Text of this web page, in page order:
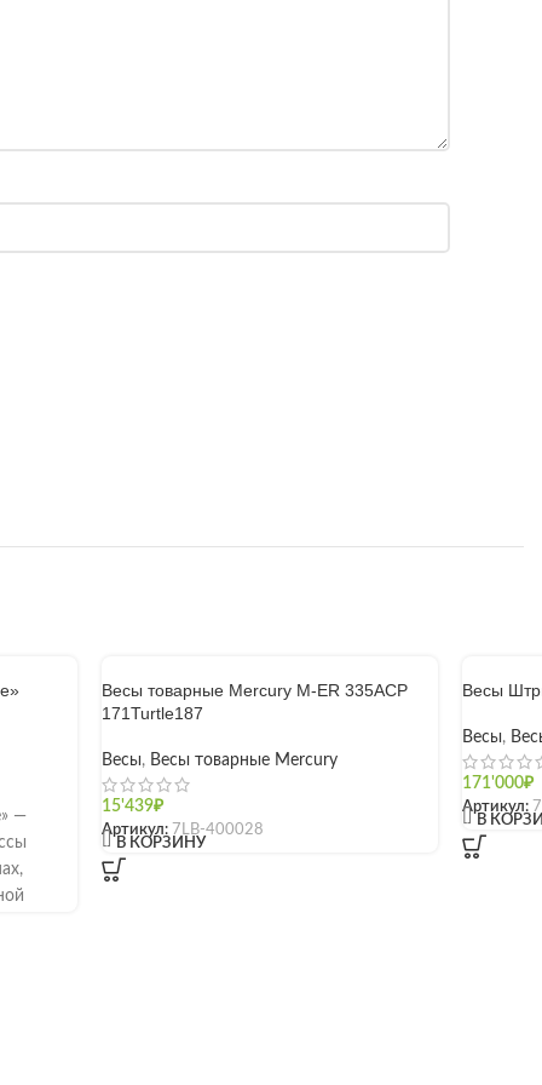
—
Весы товарные Mercury M-ER 335ACP
171Turtle187
Весы, Весы товарные Mercury
15'439₽
В КОРЗИНУ
Артикул: 7LB-400028
[]
Весы
Весы,
171'000₽
В
Артикул:
[]